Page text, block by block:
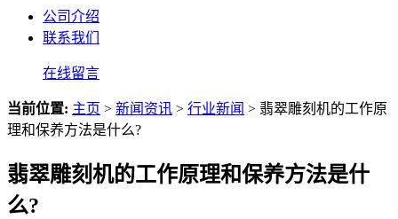
公司介绍
联系我们
在线留言
当前位置: 主页 > 新闻资讯 > 行业新闻 > 翡翠雕刻机的工作原
理和保养方法是什么?
翡翠雕刻机的工作原理和保养方法是什
么?